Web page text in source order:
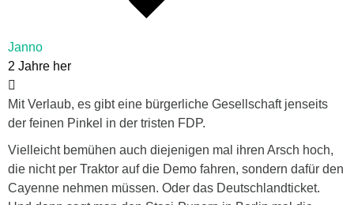
Janno
2 Jahre her
Mit Verlaub, es gibt eine bürgerliche Gesellschaft jenseits
der feinen Pinkel in der tristen FDP.
Vielleicht bemühen auch diejenigen mal ihren Arsch hoch,
die nicht per Traktor auf die Demo fahren, sondern dafür den
Cayenne nehmen müssen. Oder das Deutschlandticket.